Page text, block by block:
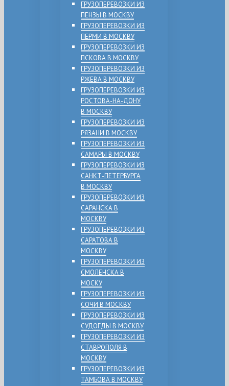
ГРУЗОПЕРЕВОЗКИ ИЗ
ПЕНЗЫ В МОСКВУ
ГРУЗОПЕРЕВОЗКИ ИЗ
ПЕРМИ В МОСКВУ
ГРУЗОПЕРЕВОЗКИ ИЗ
ПСКОВА В МОСКВУ
ГРУЗОПЕРЕВОЗКИ ИЗ
РЖЕВА В МОСКВУ
ГРУЗОПЕРЕВОЗКИ ИЗ
РОСТОВА-НА-ДОНУ
В МОСКВУ
ГРУЗОПЕРЕВОЗКИ ИЗ
РЯЗАНИ В МОСКВУ
ГРУЗОПЕРЕВОЗКИ ИЗ
САМАРЫ В МОСКВУ
ГРУЗОПЕРЕВОЗКИ ИЗ
САНКТ-ПЕТЕРБУРГА
В МОСКВУ
ГРУЗОПЕРЕВОЗКИ ИЗ
САРАНСКА В
МОСКВУ
ГРУЗОПЕРЕВОЗКИ ИЗ
САРАТОВА В
МОСКВУ
ГРУЗОПЕРЕВОЗКИ ИЗ
СМОЛЕНСКА В
МОСКУ
ГРУЗОПЕРЕВОЗКИ ИЗ
СОЧИ В МОСКВУ
ГРУЗОПЕРЕВОЗКИ ИЗ
СУДОГДЫ В МОСКВУ
ГРУЗОПЕРЕВОЗКИ ИЗ
СТАВРОПОЛЯ В
МОСКВУ
ГРУЗОПЕРЕВОЗКИ ИЗ
ТАМБОВА В МОСКВУ